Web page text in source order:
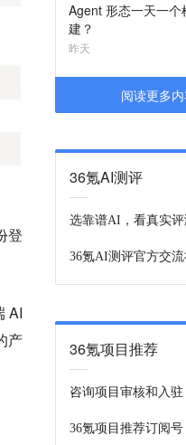
登
AI
产
Agent 形态一天一
建？
昨天
阅读更多
36氪AI测评
选靠谱AI，看真实评
36氪AI测评官方交流
36氪项目推荐
咨询项目审核和入驻
36氪项目推荐订阅号